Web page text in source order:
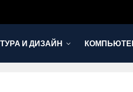
И ДИЗАЙН